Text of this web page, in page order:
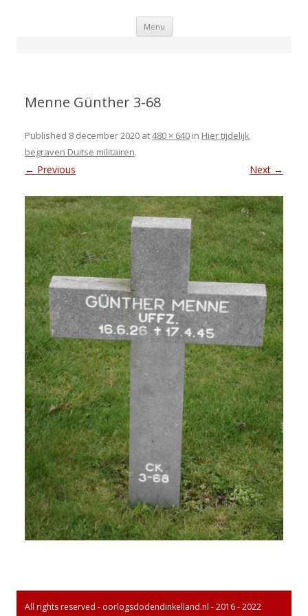
Menu Skip
Menne Günther 3-68
Published 8 december 2020 at480 × 640 in Hier tijdelijk
begraven Duitse militairen.
← Previous Next →
All rights reserved - oorlogsdodendinkelland.nl - 2016 - 2022